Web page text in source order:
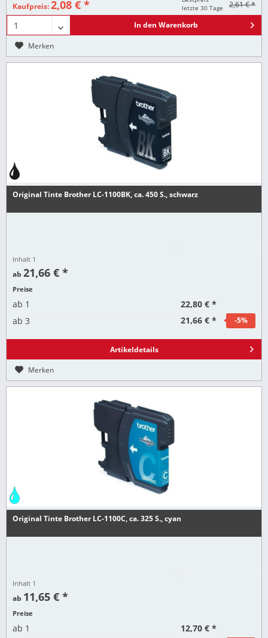
Kaufpreis:2,08 € * 2,61 € *
letzte 30 Tage
In den Warenkorb
Merken
Original Tinte Brother LC-1100BK, ca. 450 S., schwarz
Inhalt 1
ab21,66 € *
Preise
ab 1
22,80 € *
ab 3 21,66 € * -5%
Artikeldetails
Merken
Original Tinte Brother LC-1100C, ca. 325 S., cyan
Inhalt 1
ab 11,65 € *
Preise
ab 1
12,70 € *